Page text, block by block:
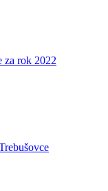
za rok 2022